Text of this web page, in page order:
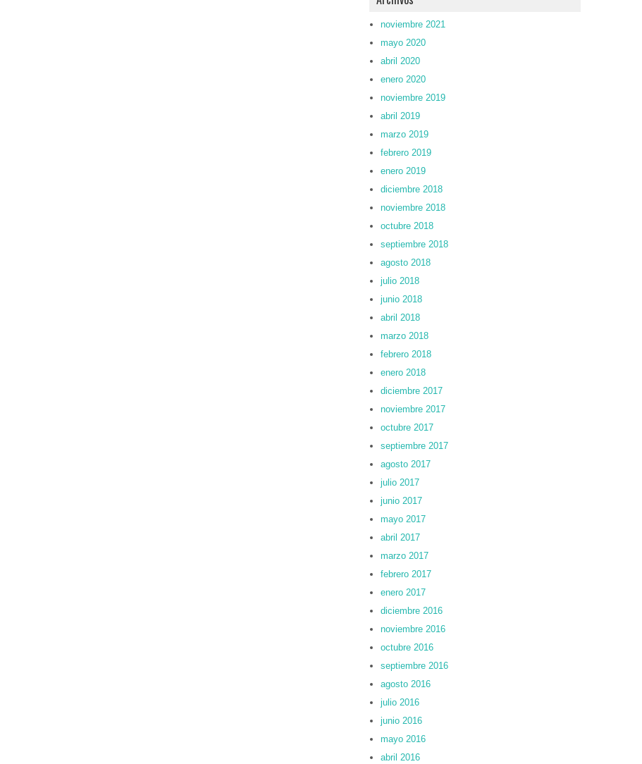
noviembre 2021
mayo 2020
abril 2020
enero 2020
noviembre 2019
abril 2019
marzo 2019
febrero 2019
enero 2019
diciembre 2018
noviembre 2018
octubre 2018
septiembre 2018
agosto 2018
julio 2018
junio 2018
abril 2018
marzo 2018
febrero 2018
enero 2018
diciembre 2017
noviembre 2017
octubre 2017
septiembre 2017
agosto 2017
julio 2017
junio 2017
mayo 2017
abril 2017
marzo 2017
febrero 2017
enero 2017
diciembre 2016
noviembre 2016
octubre 2016
septiembre 2016
agosto 2016
julio 2016
junio 2016
mayo 2016
abril 2016